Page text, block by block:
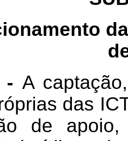
- A
das
de